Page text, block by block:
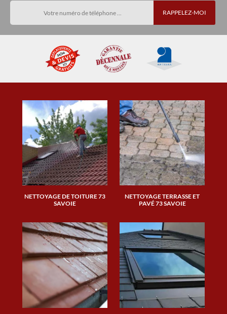
NETTOYAGE DE TOITURE 73
SAVOIE
NETTOYAGE TERRASSE ET
PAVÉ 73 SAVOIE